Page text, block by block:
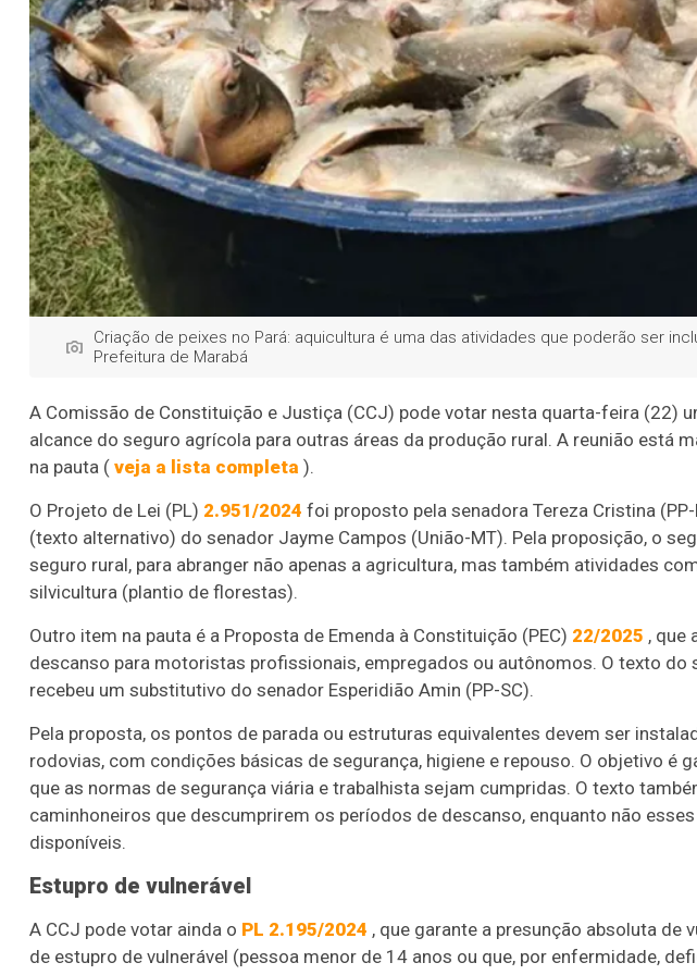
Criação de peixes no Pará: aquicultura é uma das atividades que poderão ser
Prefeitura de Marabá
A Comissão de Constituição e Justiça (CCJ) pode votar nesta quarta-feira (22)
alcance do seguro agrícola para outras áreas da produção rural. A reunião está
na pauta ( veja a lista completa ).
O Projeto de Lei (PL) 2.951/2024 foi proposto pela senadora Tereza Cristina
(texto alternativo) do senador Jayme Campos (União-MT). Pela proposição, o
seguro rural, para abranger não apenas a agricultura, mas também atividades
silvicultura (plantio de florestas).
Outro item na pauta é a Proposta de Emenda à Constituição (PEC) 22/2025 , que
descanso para motoristas profissionais, empregados ou autônomos. O texto do
recebeu um substitutivo do senador Esperidião Amin (PP-SC).
Pela proposta, os pontos de parada ou estruturas equivalentes devem ser
rodovias, com condições básicas de segurança, higiene e repouso. O objetivo é
que as normas de segurança viária e trabalhista sejam cumpridas. O texto
caminhoneiros que descumprirem os períodos de descanso, enquanto não
disponíveis.
Estupro de vulnerável
A CCJ pode votar ainda o PL 2.195/2024 , que garante a presunção absoluta de
de estupro de vulnerável (pessoa menor de 14 anos ou que, por enfermidade,